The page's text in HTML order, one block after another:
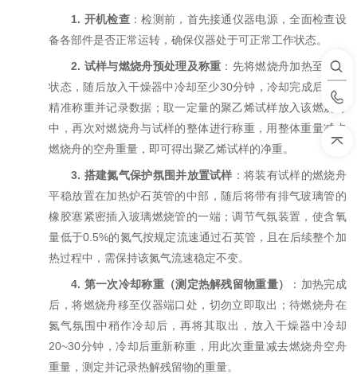
1. 开机检查 ：检测前，首先接通仪器电源，全面检查设
备各部件是否正常运转，确保仪器处于可正常工作状态。
2. 试样与燃烧舟预处理及称重 ：先将燃烧舟加热至灼热
状态，随后放入干燥器中冷却至少30分钟，冷却完成后进行
精准称重并记录数据；取一定量的聚乙烯试样放入该燃烧舟
中，再次对燃烧舟与试样的整体进行称重，用整体重量减去
燃烧舟的空舟重量，即可得出聚乙烯试样的净重。
3. 搭建氮气保护氛围并放置试样 ：将装有试样的燃烧舟
平稳放置在加热炉石英管的中部，随后将带有排气玻璃管的
橡胶塞紧密插入玻璃燃烧管的一端；调节气氛装置，使含氧
量低于0.5%的氮气按规定流速通过石英管，且在后续整个加
热过程中，需保持该氮气流速稳定不变。
4. 第一次冷却称重（测定热解残留物重量）
：加热完成
后，将燃烧舟移至仪器端口处，切勿立即取出；待燃烧舟在
氮气氛围中稍作冷却后，再将其取出，放入干燥器中冷却
20~30分钟，冷却后重新称重，用此次重量减去燃烧舟空舟
重量，测定并记录热解残留物的重量。